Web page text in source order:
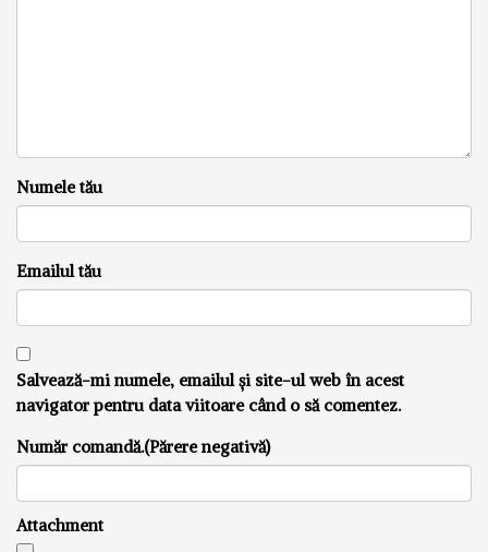
Numele tău
Emailul tău
Salvează-mi numele, emailul și site-ul web în acest
navigator pentru data viitoare când o să comentez.
Număr comandă.(Părere negativă)
Attachment